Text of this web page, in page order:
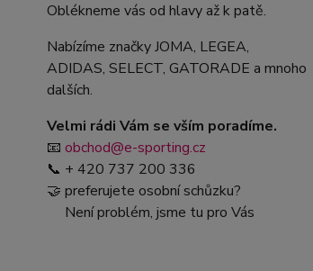
Oblékneme vás od hlavy až k patě.
Nabízíme značky JOMA, LEGEA,
ADIDAS, SELECT, GATORADE a mnoho
dalších.
Velmi rádi Vám se vším poradíme.
📧 obchod@e-sporting.cz
📞 + 420 737 200 336
🤝 preferujete osobní schůzku?
Není problém, jsme tu pro Vás